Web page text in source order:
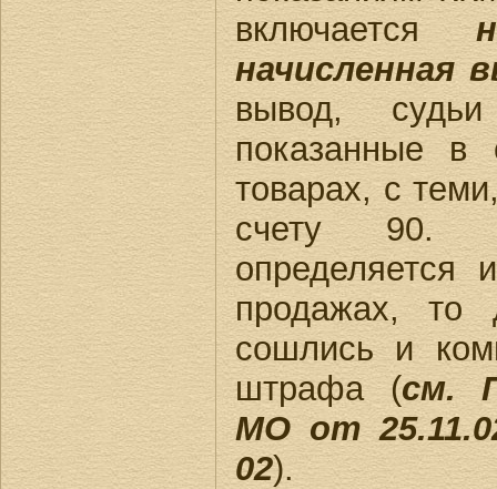
включается
начисленная
вывод,
показанные в
товарах, с
счету 90.
определяется
продажах, то
сошлись и
штрафа (см.
МО от
02).